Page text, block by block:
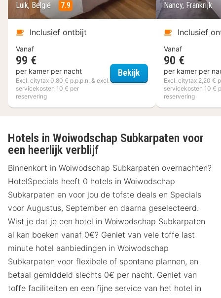
Luik, België 7.9
Inclusief ontbijt
Vanaf
99 €
per kamer per nacht
Excl. citytax 0,80 € p.p.p.n. & excl.
servicekosten 10 € per
reservering
Bekijk ibis Liège Seraing
Nancy, Frankrijk
Inclusief
Vanaf
90 €
per kamer per
Excl. citytax 2,20 €
servicekosten 10 €
reservering
Hotels in Woiwodschap Subkarpaten voor
een heerlijk verblijf
Binnenkort in Woiwodschap Subkarpaten overnachten?
HotelSpecials heeft 0 hotels in Woiwodschap
Subkarpaten en voor jou de tofste deals en Specials
voor Augustus, September en daarna geselecteerd.
Wist je dat je een hotel in Woiwodschap Subkarpaten
al kan boeken vanaf 0€? Geniet van vele toffe last
minute hotel aanbiedingen in Woiwodschap
Subkarpaten voor flexibele of spontane plannen, en
betaal gemiddeld slechts 0€ per nacht. Geniet van
toffe faciliteiten en een fijne service van het hotel in